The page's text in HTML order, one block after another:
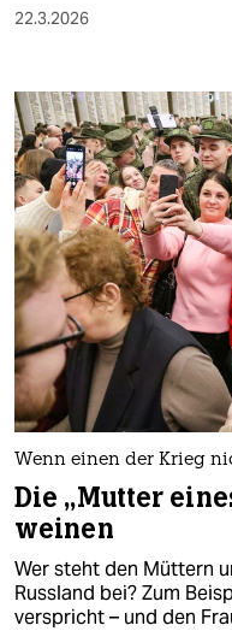
fragen & hilfe
abo
genossenschaft
epaper login
22.3.2026
Wenn einen der Krieg
Die „Mutter
weinen
Wer steht den Müttern
Russland bei? Zum
verspricht – und den